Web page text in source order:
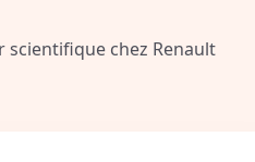
scientifique chez Renault